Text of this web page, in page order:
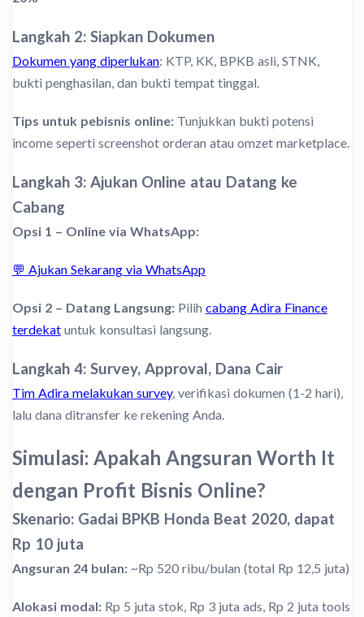
Langkah 2: Siapkan Dokumen
Dokumen yang diperlukan: KTP, KK, BPKB asli, STNK,
bukti penghasilan, dan bukti tempat tinggal.
Tips untuk pebisnis online: Tunjukkan bukti potensi
income seperti screenshot orderan atau omzet marketplace.
Langkah 3: Ajukan Online atau Datang ke
Cabang
Opsi 1 – Online via WhatsApp:
💬 Ajukan Sekarang via WhatsApp
Opsi 2 – Datang Langsung: Pilih cabang Adira Finance
terdekat untuk konsultasi langsung.
Langkah 4: Survey, Approval, Dana Cair
Tim Adira melakukan survey, verifikasi dokumen (1-2 hari),
lalu dana ditransfer ke rekening Anda.
Simulasi: Apakah Angsuran Worth It
dengan Profit Bisnis Online?
Skenario: Gadai BPKB Honda Beat 2020, dapat
Rp 10 juta
Angsuran 24 bulan: ~Rp 520 ribu/bulan (total Rp 12,5 juta)
Alokasi modal: Rp 5 juta stok, Rp 3 juta ads, Rp 2 juta tools